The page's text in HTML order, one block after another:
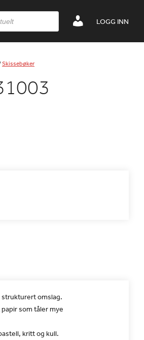
LOGG INN
Skissebøker
omslag.
som tåler mye
kritt og kull.